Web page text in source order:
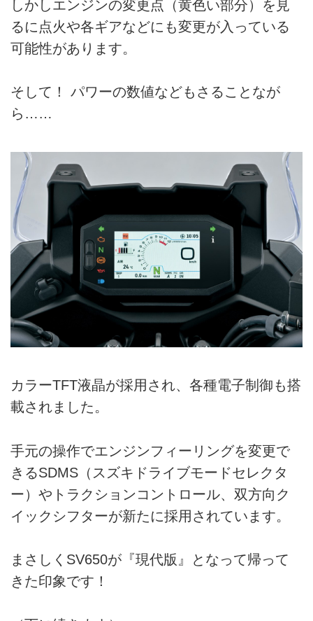
しかしエンジンの変更点（黄色い部分）を見
るに点火や各ギアなどにも変更が入っている
可能性があります。
そして！ パワーの数値などもさることなが
ら……
カラーTFT液晶が採用され、各種電子制御も搭
載されました。
手元の操作でエンジンフィーリングを変更で
きるSDMS（スズキドライブモードセレクタ
ー）やトラクションコントロール、双方向ク
イックシフターが新たに採用されています。
まさしくSV650が『現代版』となって帰って
きた印象です！